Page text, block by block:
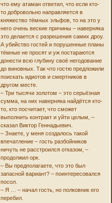
что ему атаман ответил, что если кто-
то добровольно направляется в
княжество тёмных эльфов, то на это у
него очень веские причины – наверняка
это делается с разрешения самих дроу.
А убийство гостей и порушенные планы
тёмные не просят и уж постараются
донести всю глубину своё негодование
до виновных. Так что гостю предложили
поискать идиотов и смертников в
другом месте.
– Три тысячи золотом – это серьёзная
сумма, на них наверняка найдётся кто-
то, кто посчитает, что сможет
выполнить контракт и уйти целым, –
сказал Виктор Геннадьевич.
– Знаете, у меня создалось такой
впечатление – гость разбойников
ничуть не расстроился отказом, –
продолжил орк.
– Вы предполагаете, что это был
запасной вариант? – поинтересовался
посол.
– Я … – начал гость, но полковник его
перебил.